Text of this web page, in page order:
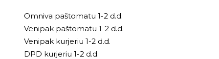
Omniva paštomatu 1-2 d.d.
Venipak paštomatu 1-2 d.d.
Venipak kurjeriu 1-2 d.d.
DPD kurjeriu 1-2 d.d.